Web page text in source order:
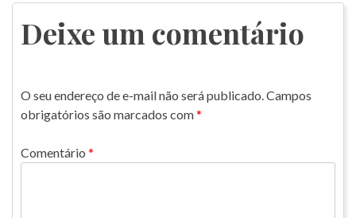
Post
Deixe um comentário
O seu endereço de e-mail não será publicado.Campos
obrigatórios são marcados com*
Comentário *